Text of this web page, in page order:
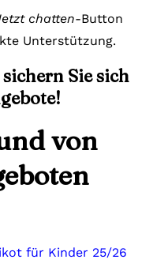
chatten-Button
Unterstützung.
Sie sich
von
für Kinder 25/26